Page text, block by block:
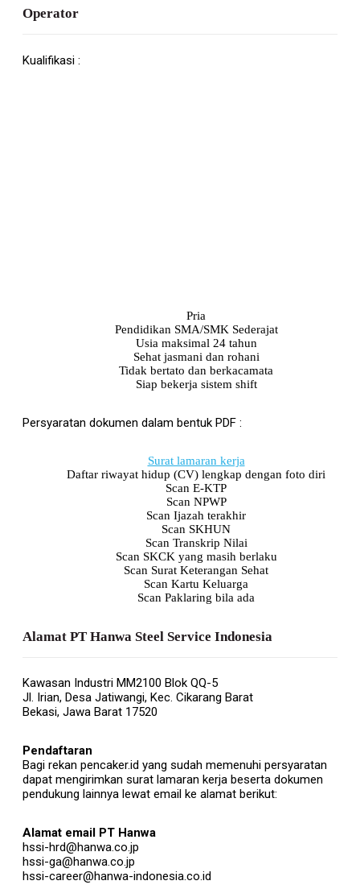
Operator
Kualifikasi :
Pria
Pendidikan SMA/SMK Sederajat
Usia maksimal 24 tahun
Sehat jasmani dan rohani
Tidak bertato dan berkacamata
Siap bekerja sistem shift
Persyaratan dokumen dalam bentuk PDF :
Surat lamaran kerja
Daftar riwayat hidup (CV) lengkap dengan foto diri
Scan E-KTP
Scan NPWP
Scan Ijazah terakhir
Scan SKHUN
Scan Transkrip Nilai
Scan SKCK yang masih berlaku
Scan Surat Keterangan Sehat
Scan Kartu Keluarga
Scan Paklaring bila ada
Alamat PT Hanwa Steel Service Indonesia
Kawasan Industri MM2100 Blok QQ-5
Jl. Irian, Desa Jatiwangi, Kec. Cikarang Barat
Bekasi, Jawa Barat 17520
Pendaftaran
Bagi rekan pencaker.id yang sudah memenuhi persyaratan
dapat mengirimkan surat lamaran kerja beserta dokumen
pendukung lainnya lewat email ke alamat berikut:
Alamat email PT Hanwa
hssi-hrd@hanwa.co.jp
hssi-ga@hanwa.co.jp
hssi-career@hanwa-indonesia.co.id